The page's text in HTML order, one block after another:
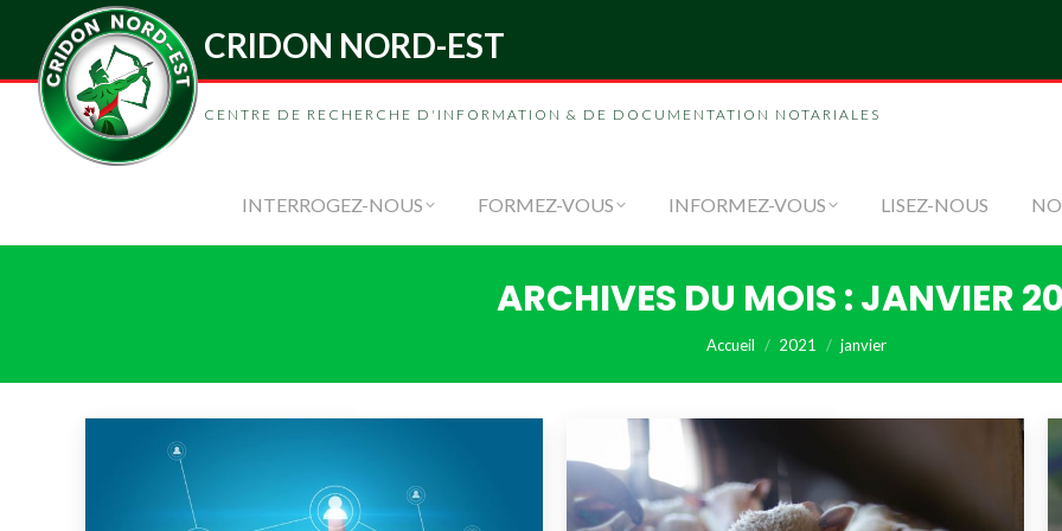
CRIDON NORD-EST
CENTRE DE RECHERCHE D'INFORMATION & DE DOCUMENTATION NOTARIALES
INTERROGEZ-NOUS FORMEZ-VOUS INFORMEZ-VOUS LISEZ-NOUS
ARCHIVES DU MOIS :JANVIER
Accueil 2021 janvier
INTERROGEZ-NOUS